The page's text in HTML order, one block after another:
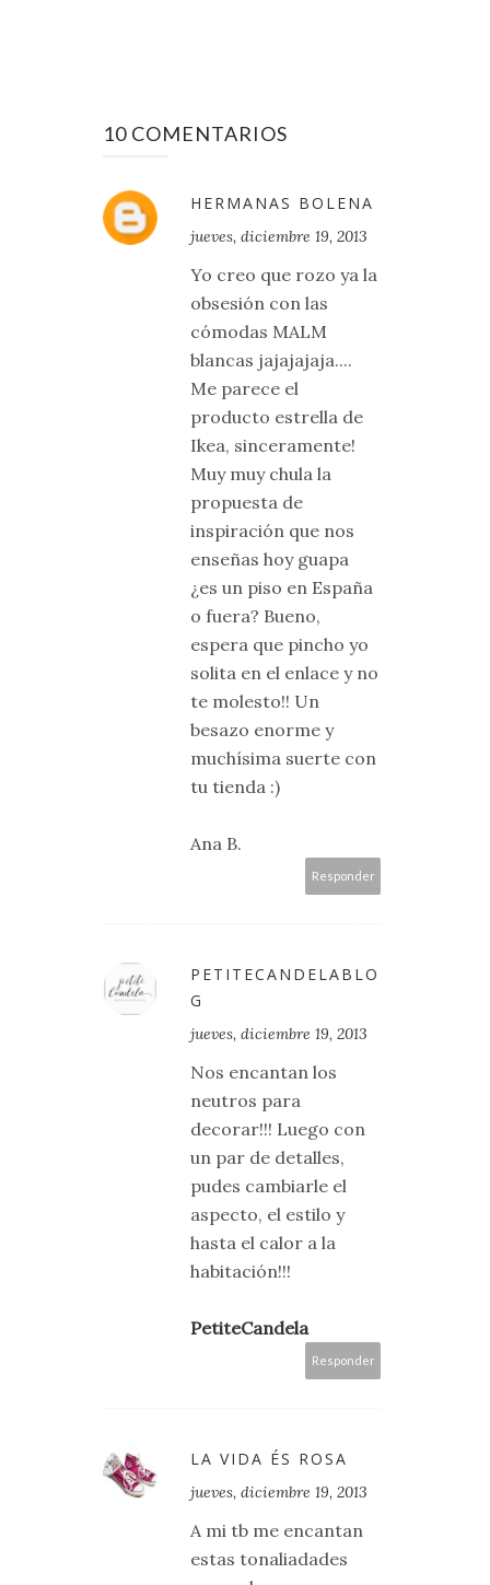
10 COMENTARIOS
HERMANAS BOLENA
jueves, diciembre 19, 2013
Yo creo que rozo ya la
obsesión con las
cómodas MALM
blancas jajajajaja....
Me parece el
producto estrella de
Ikea, sinceramente!
Muy muy chula la
propuesta de
inspiración que nos
enseñas hoy guapa
¿es un piso en España
o fuera? Bueno,
espera que pincho yo
solita en el enlace y no
te molesto!! Un
besazo enorme y
muchísima suerte con
tu tienda :)
Ana B.
Responder
PETITECANDELABLO
G
jueves, diciembre 19, 2013
Nos encantan los
neutros para
decorar!!! Luego con
un par de detalles,
pudes cambiarle el
aspecto, el estilo y
hasta el calor a la
habitación!!!
PetiteCandela
Responder
LA VIDA ÉS ROSA
jueves, diciembre 19, 2013
A mi tb me encantan
estas tonaliadades